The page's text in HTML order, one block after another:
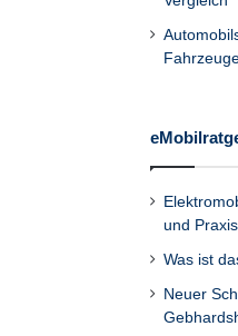
und
Was ist
Neuer